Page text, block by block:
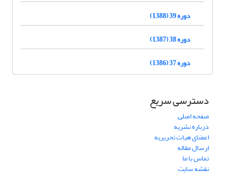
دوره 39 (1388)
دوره 38 (1387)
دوره 37 (1386)
دسترسی سریع
صفحه اصلی
درباره نشریه
اعضای هیات تحریریه
ارسال مقاله
تماس با ما
نقشه سایت